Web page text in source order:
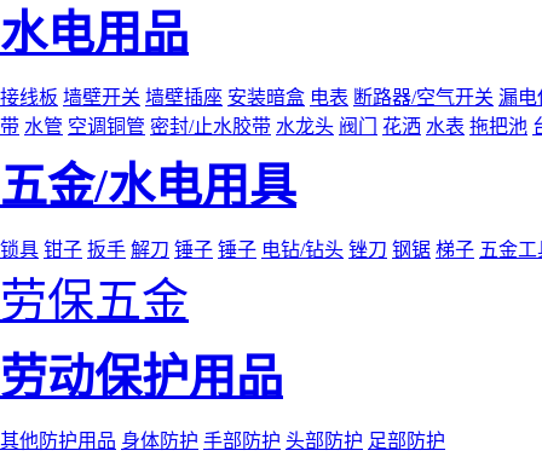
水电用品
接线板 墙壁开关 墙壁插座 安装暗盒 电表 断路器/空气开关 漏电
带 水管 空调铜管 密封/止水胶带 水龙头 阀门 花洒 水表 拖把池
五金/水电用具
锁具 钳子 扳手 解刀 锤子 锤子 电钻/钻头 锉刀 钢锯 梯子 五金
劳保五金
劳动保护用品
其他防护用品 身体防护 手部防护 头部防护 足部防护